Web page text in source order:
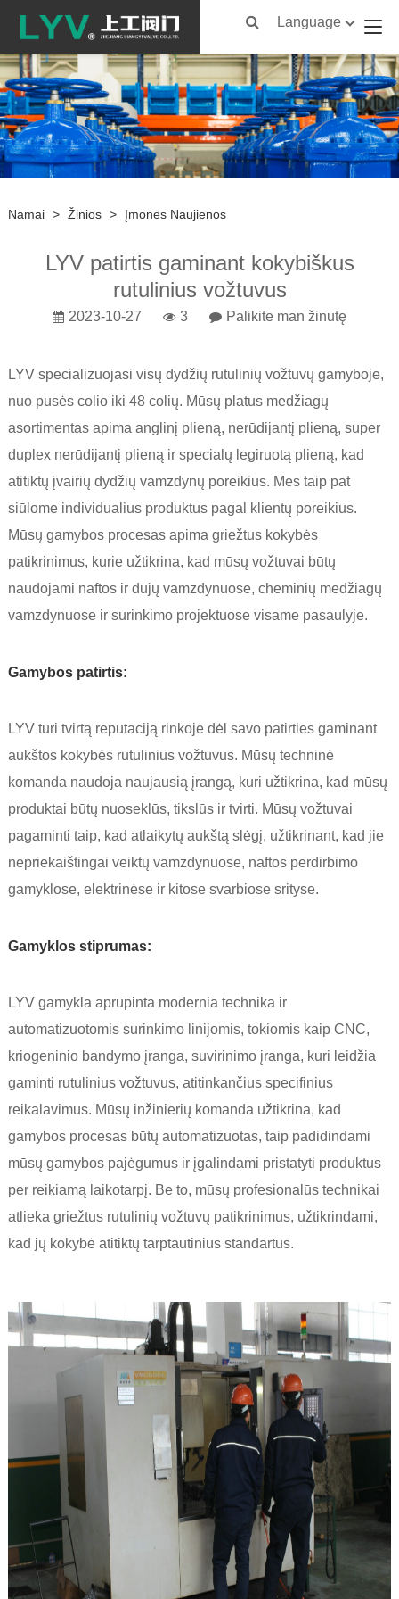
Language
Namai > Žinios > Įmonės Naujienos
LYV patirtis gaminant kokybiškus
rutulinius vožtuvus
2023-10-27 3 Palikite man žinutę
LYV specializuojasi visų dydžių rutulinių vožtuvų gamyboje,
nuo pusės colio iki 48 colių. Mūsų platus medžiagų
asortimentas apima anglinį plieną, nerūdijantį plieną, super
duplex nerūdijantį plieną ir specialų legiruotą plieną, kad
atitiktų įvairių dydžių vamzdynų poreikius. Mes taip pat
siūlome individualius produktus pagal klientų poreikius.
Mūsų gamybos procesas apima griežtus kokybės
patikrinimus, kurie užtikrina, kad mūsų vožtuvai būtų
naudojami naftos ir dujų vamzdynuose, cheminių medžiagų
vamzdynuose ir surinkimo projektuose visame pasaulyje.
Gamybos patirtis:
LYV turi tvirtą reputaciją rinkoje dėl savo patirties gaminant
aukštos kokybės rutulinius vožtuvus. Mūsų techninė
komanda naudoja naujausią įrangą, kuri užtikrina, kad mūsų
produktai būtų nuoseklūs, tikslūs ir tvirti. Mūsų vožtuvai
pagaminti taip, kad atlaikytų aukštą slėgį, užtikrinant, kad jie
nepriekaištingai veiktų vamzdynuose, naftos perdirbimo
gamyklose, elektrinėse ir kitose svarbiose srityse.
Gamyklos stiprumas:
LYV gamykla aprūpinta modernia technika ir
automatizuotomis surinkimo linijomis, tokiomis kaip CNC,
kriogeninio bandymo įranga, suvirinimo įranga, kuri leidžia
gaminti rutulinius vožtuvus, atitinkančius specifinius
reikalavimus. Mūsų inžinierių komanda užtikrina, kad
gamybos procesas būtų automatizuotas, taip padidindami
mūsų gamybos pajėgumus ir įgalindami pristatyti produktus
per reikiamą laikotarpį. Be to, mūsų profesionalūs technikai
atlieka griežtus rutulinių vožtuvų patikrinimus, užtikrindami,
kad jų kokybė atitiktų tarptautinius standartus.